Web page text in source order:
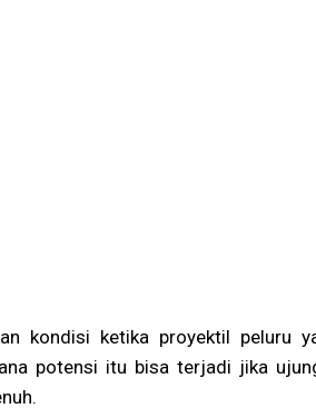
kondisi ketika proyektil peluru
potensi itu bisa terjadi jika